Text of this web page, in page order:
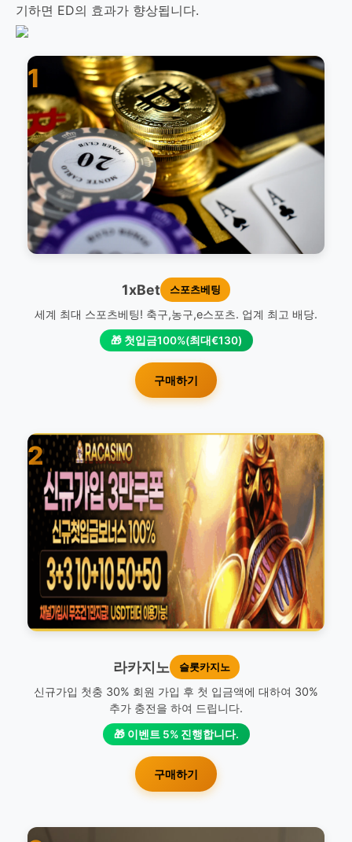
기하면 ED의 효과가 향상됩니다.
1
1xBet 스포츠베팅
세계 최대 스포츠베팅! 축구,농구,e스포츠. 업계 최고 배당.
🎁 첫입금100%(최대€130)
구매하기
2
라카지노 슬롯카지노
신규가입 첫충 30% 회원 가입 후 첫 입금액에 대하여 30%
추가 충전을 하여 드립니다.
🎁 이벤트 5% 진행합니다.
구매하기